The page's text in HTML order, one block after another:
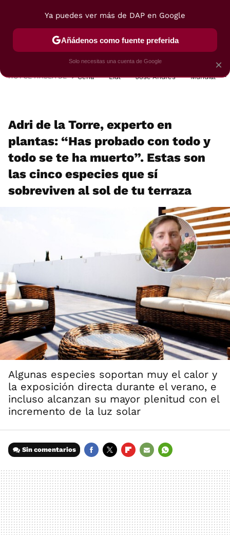
POSTRES VIAJES SELECCIÓN VEGUI
HOY SE HABLA DE Cena Lidl José Andrés Mundial
Adri de la Torre, experto en
plantas: “Has probado con todo y
todo se te ha muerto”. Estas son
las cinco especies que sí
sobreviven al sol de tu terraza
Algunas especies soportan muy el calor y
la exposición directa durante el verano, e
incluso alcanzan su mayor plenitud con el
incremento de la luz solar
Sin comentarios
MAIL
×
Ya puedes ver más de DAP en Google
Añádenos como fuente preferida
Solo necesitas una cuenta de Google